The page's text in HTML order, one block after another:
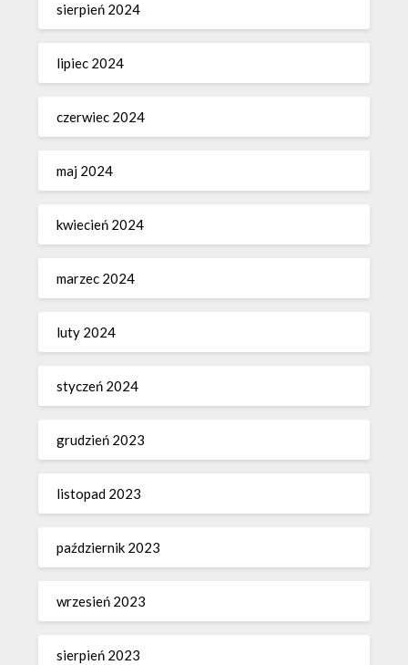
sierpień 2024
lipiec 2024
czerwiec 2024
maj 2024
kwiecień 2024
marzec 2024
luty 2024
styczeń 2024
grudzień 2023
listopad 2023
październik 2023
wrzesień 2023
sierpień 2023